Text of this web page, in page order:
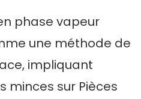
phase vapeur
une méthode de
impliquant
minces sur Pièces